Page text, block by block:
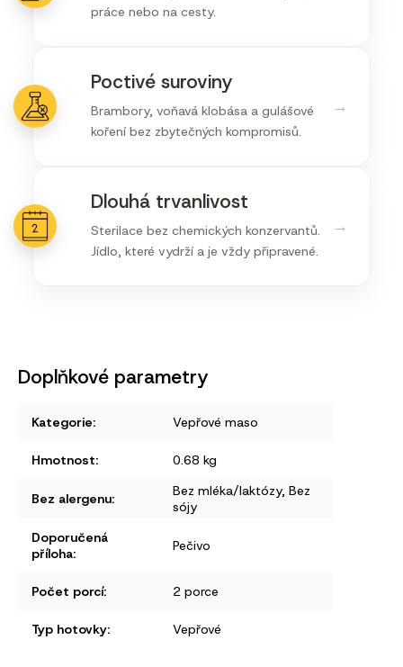
práce nebo na cesty.
→
Poctivé suroviny
Brambory, voňavá klobása a gulášové
koření bez zbytečných kompromisů.
→
Dlouhá trvanlivost
Sterilace bez chemických konzervantů.
Jídlo, které vydrží a je vždy připravené.
Doplňkové parametry
Kategorie: Vepřové maso
Hmotnost: 0.68 kg
Bez alergenu: Bez mléka/laktózy, Bez
sójy
Doporučená
příloha: Pečivo
Počet porcí: 2 porce
Typ hotovky: Vepřové